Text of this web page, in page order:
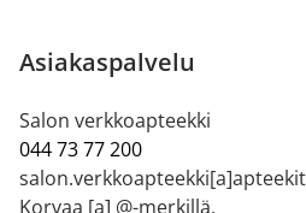
Asiakaspalvelu
Salon verkkoapteekki
044 73 77 200
Korvaa [a] @-merkillä.